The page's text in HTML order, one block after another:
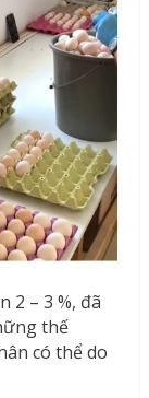
2 – 3 %, đã
thế
có thể do